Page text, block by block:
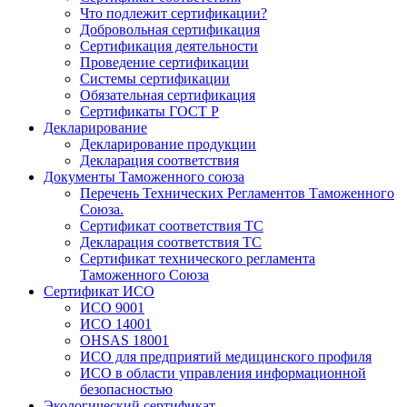
Что подлежит сертификации?
Добровольная сертификация
Сертификация деятельности
Проведение сертификации
Системы сертификации
Обязательная сертификация
Сертификаты ГОСТ Р
Декларирование
Декларирование продукции
Декларация соответствия
Документы Таможенного союза
Перечень Технических Регламентов Таможенного
Союза.
Сертификат соответствия ТС
Декларация соответствия ТС
Сертификат технического регламента
Таможенного Союза
Сертификат ИСО
ИСО 9001
ИСО 14001
OHSAS 18001
ИСО для предприятий медицинского профиля
ИСО в области управления информационной
безопасностью